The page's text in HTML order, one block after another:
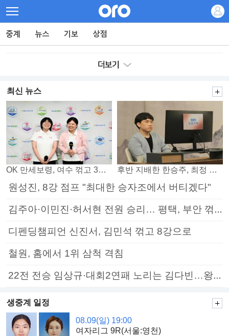
최신 뉴스
OK 만세보령, 여수 꺾고 3연패 탈출 후반 지배한 한승주, 최정 꺾고 8강 진출
원성진, 8강 점프 "최대한 승자조에서 버티겠다"
김주아·이민진·허서현 전원 승리… 평택, 부안 꺾고 5연승
디펜딩챔피언 신진서, 김민석 꺾고 8강으로
철원, 홈에서 1위 삼척 격침
22전 전승 임상규·대회2연패 노리는 김다빈…왕중왕전 16강 7일부터
생중계 일정
08.09(일) 19:00
여자리그 9R(서울:영천)